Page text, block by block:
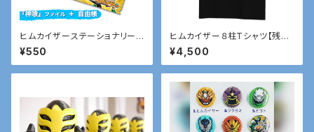
ヒムカイザーステーショナリーセ
ット
¥550
ヒムカイザー８柱Tシャツ【残り
わずか！】
¥4,500